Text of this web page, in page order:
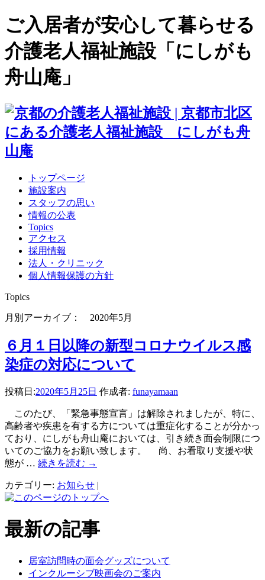
ご入居者が安心して暮らせる
介護老人福祉施設「にしがも
舟山庵」
トップページ
施設案内
スタッフの思い
情報の公表
Topics
アクセス
採用情報
法人・クリニック
個人情報保護の方針
Topics
月別アーカイブ： 2020年5月
６月１日以降の新型コロナウイルス感
染症の対応について
投稿日:2020年5月25日 作成者: funayamaan
このたび、「緊急事態宣言」は解除されましたが、特に、
高齢者や疾患を有する方については重症化することが分かっ
ており、にしがも舟山庵においては、引き続き面会制限につ
いてのご協力をお願い致します。 尚、お看取り支援や状
態が … 続きを読む →
カテゴリー: お知らせ |
最新の記事
居室訪問時の面会グッズについて
インクルーシブ映画会のご案内